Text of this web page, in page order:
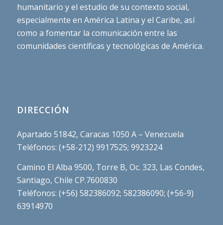
humanitario y el estudio de su contexto social,
especialmente en América Latina y el Caribe, así
como a fomentar la comunicación entre las
comunidades científicas y tecnológicas de América.
DIRECCIÓN
Apartado 51842, Caracas 1050 A – Venezuela
Teléfonos: (+58-212) 9917525; 9923224
Camino El Alba 9500, Torre B, Oc. 323, Las Condes,
Santiago, Chile CP.7600830
Teléfonos: (+56) 582386092; 582386090; (+56-9)
63914970